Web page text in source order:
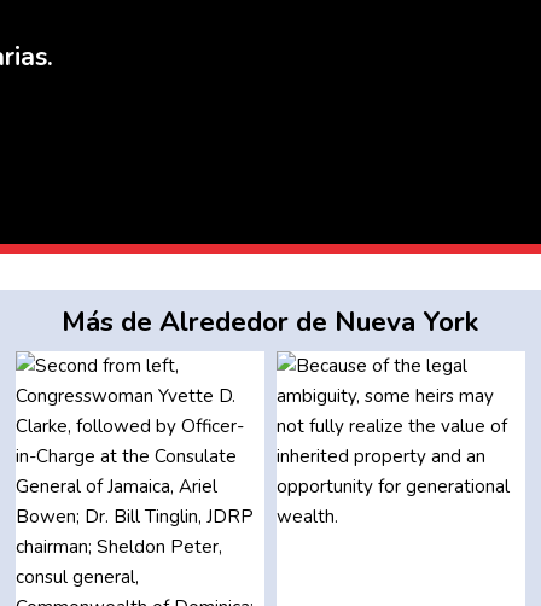
Más de Alrededor de Nueva York